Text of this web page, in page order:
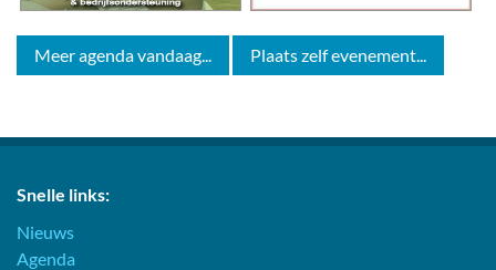
Meer agenda vandaag... Plaats zelf evenement...
Snelle links:
Nieuws
Agenda